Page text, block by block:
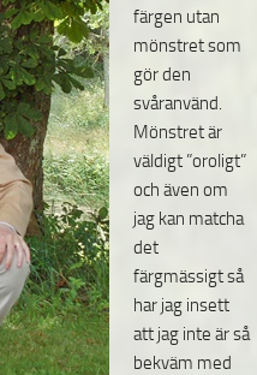
färgen utan
mönstret som
gör den
svåranvänd.
Mönstret är
väldigt ”oroligt”
och även om
jag kan matcha
det
färgmässigt så
har jag insett
att jag inte är så
bekväm med